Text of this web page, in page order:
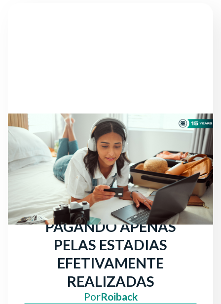
NOTÍCIAS
AINDA HÁ VIAJANTES À
PROCURA DE HOTEL:
CONSEGUE MAIS
RESERVAS DIRETAS
PAGANDO APENAS
PELAS ESTADIAS
EFETIVAMENTE
REALIZADAS
PorRoiback